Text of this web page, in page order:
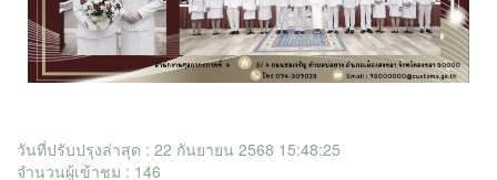
วันที่ปรับปรุงล่าสุด : 22 กันยายน 2568 15:48:25
จำนวนผู้เข้าชม : 146